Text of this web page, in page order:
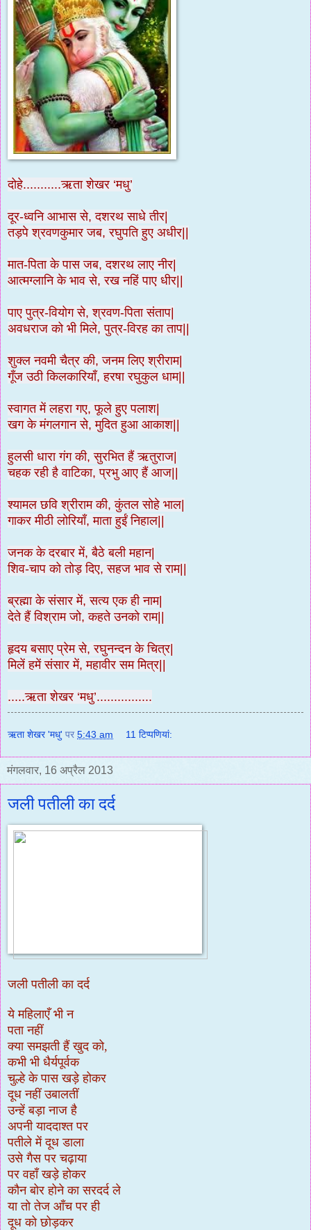
दोहे...........ऋता शेखर ‘मधु’
दूर-ध्वनि आभास से, दशरथ साधे तीर|
तड़पे श्रवणकुमार जब, रघुपति हुए अधीर||
मात-पिता के पास जब, दशरथ लाए नीर|
आत्मग्लानि के भाव से, रख नहिं पाए धीर||
पाए पुत्र-वियोग से, श्रवण-पिता संताप|
अवधराज को भी मिले, पुत्र-विरह का ताप||
शुक्ल नवमी चैत्र की, जनम लिए श्रीराम|
गूँज उठी किलकारियाँ, हरषा रघुकुल धाम||
स्वागत में लहरा गए, फूले हुए पलाश|
खग के मंगलगान से, मुदित हुआ आकाश||
हुलसी धारा गंग की, सुरभित हैं ऋतुराज|
चहक रही है वाटिका, प्रभु आए हैं आज||
श्यामल छवि श्रीराम की, कुंतल सोहे भाल|
गाकर मीठी लोरियाँ, माता हुईं निहाल||
जनक के दरबार में, बैठे बली महान|
शिव-चाप को तोड़ दिए, सहज भाव से राम||
ब्रह्मा के संसार में, सत्य एक ही नाम|
देते हैं विश्राम जो, कहते उनको राम||
हृदय बसाए प्रेम से, रघुनन्दन के चित्र|
मिलें हमें संसार में, महावीर सम मित्र||
.....ऋता शेखर ‘मधु’................
ऋता शेखर 'मधु' पर 5:43 am 11 टिप्‍पणियां:
मंगलवार, 16 अप्रैल 2013
जली पतीली का दर्द
जली पतीली का दर्द
ये महिलाएँ भी न
पता नहीं
क्या समझती हैं खुद को,
कभी भी धैर्यपूर्वक
चुल्हे के पास खड़े होकर
दूध नहीं उबालतीं
उन्हें बड़ा नाज है
अपनी याददाश्त पर
पतीले में दूध डाला
उसे गैस पर चढ़ाया
पर वहाँ खड़े होकर
कौन बोर होने का सरदर्द ले
या तो तेज आँच पर ही
दूध को छोड़कर